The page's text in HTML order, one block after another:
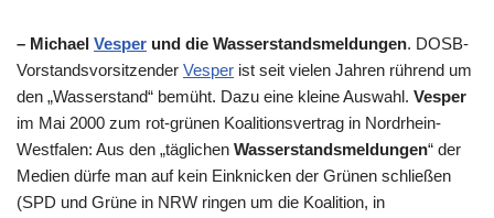
– Michael Vesper und die Wasserstandsmeldungen. DOSB-
Vorstandsvorsitzender Vesper ist seit vielen Jahren rührend um
den „Wasserstand“ bemüht. Dazu eine kleine Auswahl. Vesper
im Mai 2000 zum rot-grünen Koalitionsvertrag in Nordrhein-
Westfalen: Aus den „täglichen Wasserstandsmeldungen“ der
Medien dürfe man auf kein Einknicken der Grünen schließen
(SPD und Grüne in NRW ringen um die Koalition, in